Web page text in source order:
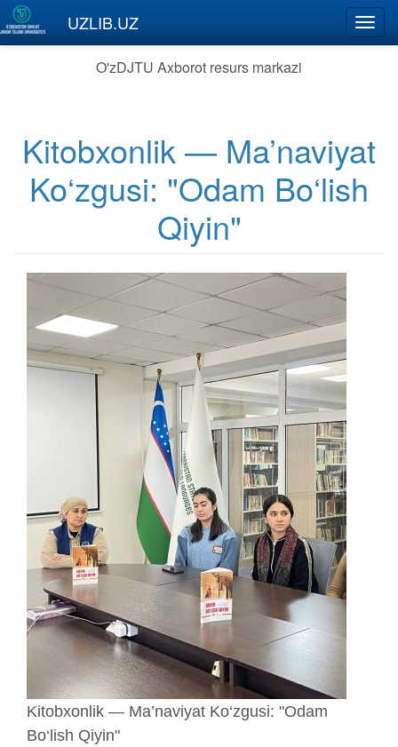
Skip to main content
UZLIB.UZ
O'zDJTU Axborot resurs markazi
Kitobxonlik — Ma’naviyat
Ko‘zgusi: "Odam Bo‘lish
Qiyin"
Kitobxonlik — Ma’naviyat Ko‘zgusi: "Odam
Bo‘lish Qiyin"